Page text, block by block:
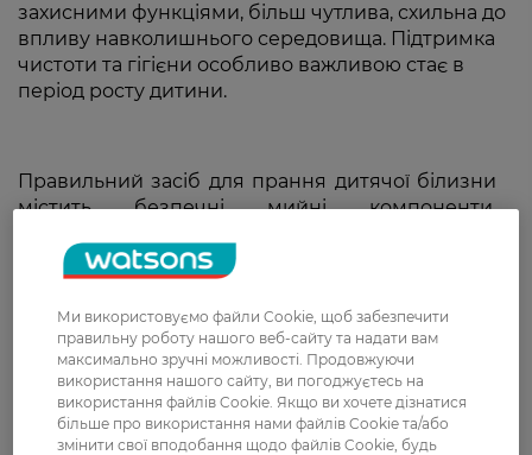
захисними функціями, більш чутлива, схильна до
впливу навколишнього середовища. Підтримка
чистоти та гігієни особливо важливою стає в
період росту дитини.
Правильний засіб для прання дитячої білизни
містить безпечні мийні компоненти.
алергічних реакцій, делікатно бореться із
забрудненнями, зберігає форму одягу, надає
матеріалу м'якості. Вибираючи пральний
порошок або гель, слід звертати увагу на
щадний склад, що має гіпоалергенні
властивості, товари спеціальної серії для дітей
або еколінійки. Сучасні виробники засобів для
чищення подбали про найменших і
Ми використовуємо файли Cookie, щоб забезпечити
правильну роботу нашого веб-сайту та надати вам
максимально зручні можливості. Продовжуючи
використання нашого сайту, ви погоджуєтесь на
використання файлів Cookie. Якщо ви хочете дізнатися
більше про використання нами файлів Cookie та/або
змінити свої вподобання щодо файлів Cookie, будь